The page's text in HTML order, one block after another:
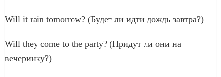
Will it rain tomorrow? (Будет ли идти дождь завтра?)
Will they come to the party? (Придут ли они на
вечеринку?)